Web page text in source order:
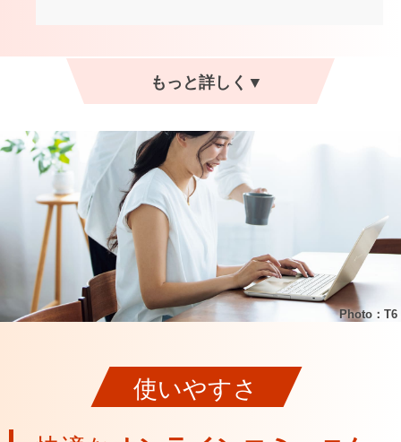
使いやすさ
Photo：T6